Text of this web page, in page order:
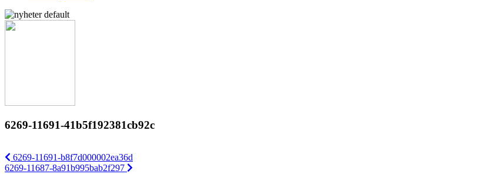
6269-11691-41b5f192381cb92c
6269-11691-b8f7d000002ea36d
6269-11687-8a91b995bab2f297